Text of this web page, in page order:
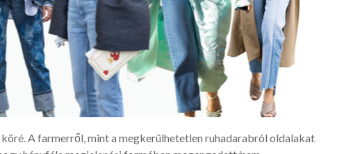
A farmerről, mint a megkerülhetetlen ruhadarabról oldalakat